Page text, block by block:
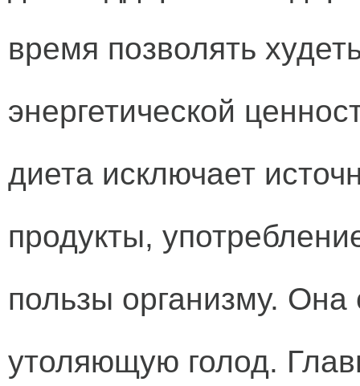
время позволять
энергетической
диета исключает
продукты,
пользы организму.
утоляющую голод.